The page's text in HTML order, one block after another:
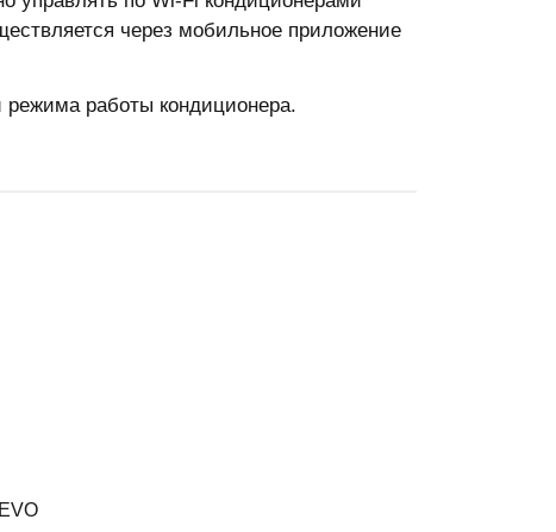
через мобильное приложение
работы кондиционера.